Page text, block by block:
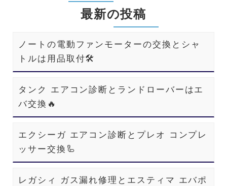
最新の投稿
ノートの電動ファンモーターの交換とシャ
トルは用品取付🛠️
タンク エアコン診断とランドローバーはエ
バ交換🔥
エクシーガ エアコン診断とプレオ コンプレ
ッサー交換🦾
レガシィ ガス漏れ修理とエスティマ エバポ